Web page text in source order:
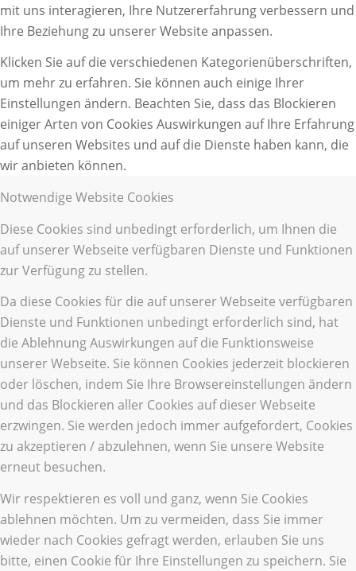
mit uns interagieren, Ihre Nutzererfahrung verbessern und
Ihre Beziehung zu unserer Website anpassen.
Klicken Sie auf die verschiedenen Kategorienüberschriften,
um mehr zu erfahren. Sie können auch einige Ihrer
Einstellungen ändern. Beachten Sie, dass das Blockieren
einiger Arten von Cookies Auswirkungen auf Ihre Erfahrung
auf unseren Websites und auf die Dienste haben kann, die
wir anbieten können.
Notwendige Website Cookies
Diese Cookies sind unbedingt erforderlich, um Ihnen die
auf unserer Webseite verfügbaren Dienste und Funktionen
zur Verfügung zu stellen.
Da diese Cookies für die auf unserer Webseite verfügbaren
Dienste und Funktionen unbedingt erforderlich sind, hat
die Ablehnung Auswirkungen auf die Funktionsweise
unserer Webseite. Sie können Cookies jederzeit blockieren
oder löschen, indem Sie Ihre Browsereinstellungen ändern
und das Blockieren aller Cookies auf dieser Webseite
erzwingen. Sie werden jedoch immer aufgefordert, Cookies
zu akzeptieren / abzulehnen, wenn Sie unsere Website
erneut besuchen.
Wir respektieren es voll und ganz, wenn Sie Cookies
ablehnen möchten. Um zu vermeiden, dass Sie immer
wieder nach Cookies gefragt werden, erlauben Sie uns
bitte, einen Cookie für Ihre Einstellungen zu speichern. Sie